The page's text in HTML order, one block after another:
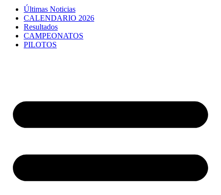
Últimas Noticias
CALENDARIO 2026
Resultados
CAMPEONATOS
PILOTOS